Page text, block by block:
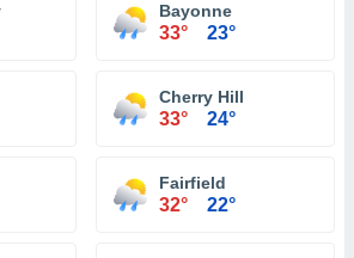
Bayonne
33° 23°
Cherry Hill
33° 24°
Fairfield
32° 22°